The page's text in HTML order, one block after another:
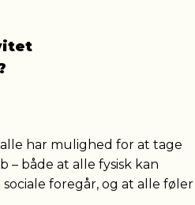
har mulighed for at tage
– både at alle fysisk kan
foregår, og at alle føler